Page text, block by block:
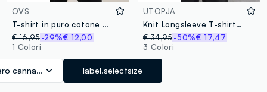
OVS
T-shirt in puro cotone nero regular fit con stampa Ducati
€ 16,95-29%€ 12,00
1 Colori
canna di fucile label.selectsize
UTOPJA
Knit Longsleeve T-shirt Black
€ 34,95 -50%€ 17,47
3 Colori